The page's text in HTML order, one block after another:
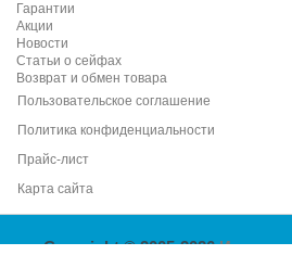
Гарантии
Акции
Новости
Статьи о сейфах
Возврат и обмен товара
Пользовательское соглашение
Политика конфиденциальности
Прайс-лист
Карта сайта
Copyright © 2005-2026